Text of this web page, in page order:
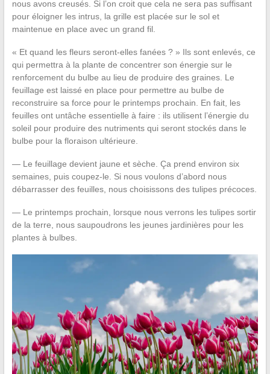
nous avons creusés. Si l’on croit que cela ne sera pas suffisant
pour éloigner les intrus, la grille est placée sur le sol et
maintenue en place avec un grand fil.
« Et quand les fleurs seront-elles fanées ? » Ils sont enlevés, ce
qui permettra à la plante de concentrer son énergie sur le
renforcement du bulbe au lieu de produire des graines. Le
feuillage est laissé en place pour permettre au bulbe de
reconstruire sa force pour le printemps prochain. En fait, les
feuilles ont untâche essentielle à faire : ils utilisent l’énergie du
soleil pour produire des nutriments qui seront stockés dans le
bulbe pour la floraison ultérieure.
— Le feuillage devient jaune et sèche. Ça prend environ six
semaines, puis coupez-le. Si nous voulons d’abord nous
débarrasser des feuilles, nous choisissons des tulipes précoces.
— Le printemps prochain, lorsque nous verrons les tulipes sortir
de la terre, nous saupoudrons les jeunes jardinières pour les
plantes à bulbes.